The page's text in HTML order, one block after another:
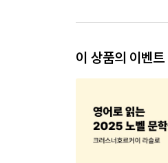
이 상품의 이벤트